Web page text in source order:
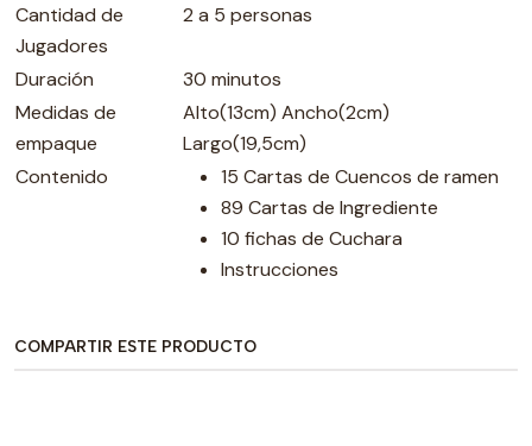
Cantidad de
Jugadores
2 a 5 personas
Duración
30 minutos
Medidas de
empaque
Alto(13cm) Ancho(2cm)
Largo(19,5cm)
Contenido
15 Cartas de Cuencos de ramen
89 Cartas de Ingrediente
10 fichas de Cuchara
Instrucciones
COMPARTIR ESTE PRODUCTO